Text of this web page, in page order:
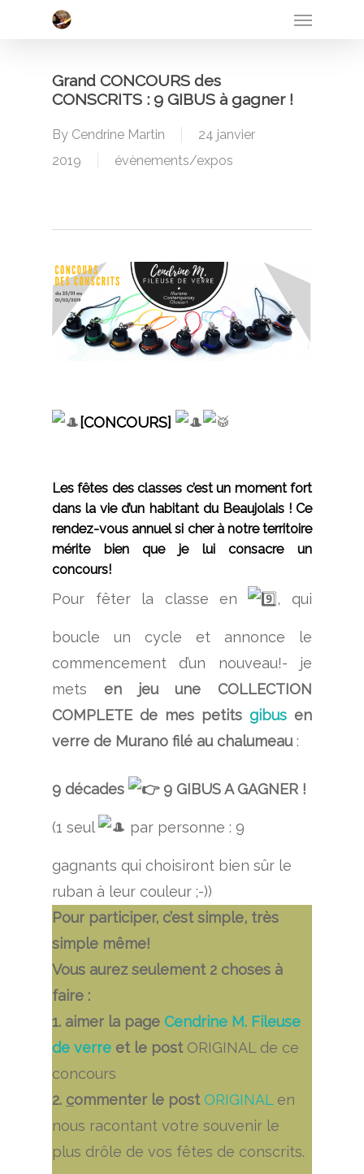
contentGrand CONCOURS des
CONSCRITS : 9 GIBUS à gagner !
By Cendrine Martin
24 janvier
2019
évènements/expos
[CONCOURS]
Les fêtes des classes c’est un moment fort
dans la vie d’un habitant du Beaujolais ! Ce
rendez-vous annuel si cher à notre territoire
mérite bien que je lui consacre un
concours!
Pour fêter la classe en , qui
boucle un cycle et annonce le
commencement d’un nouveau!- je
mets en jeu une COLLECTION
COMPLETE de mes petits gibusen
verre de Murano filé au chalumeau:
9 décades 9 GIBUS A GAGNER !
(1 seul par personne : 9
gagnants qui choisiront bien sûr le
ruban à leur couleur ;-))
Pour participer, c’est simple, très
simple même!
Vous aurez seulement 2 choses à
faire :
1. aimer la pageCendrine M. Fileuse
de verre et le postORIGINAL de ce
concours
2. commenter le post ORIGINAL en
nous racontant votre souvenir le
plus drôle de vos fêtes de conscrits.